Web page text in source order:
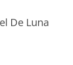
De Luna